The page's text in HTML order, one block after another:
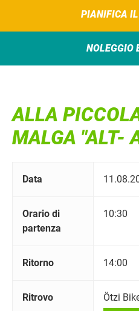
PIANIFICA IL
NOLEGGIO
ALLA
MALGA "ALT-
Data
Orario di
partenza
10:30
Ritorno 14:00
Ritrovo
Ötzi